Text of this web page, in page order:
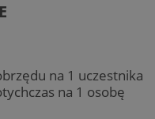
na 1 uczestnika
na 1 osobę